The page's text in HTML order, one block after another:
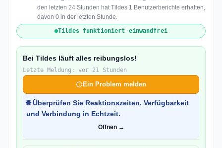
den letzten 24 Stunden hat Tildes 1 Benutzerberichte erhalten,
davon 0 in der letzten Stunde.
Tildes funktioniert einwandfrei
Bei Tildes läuft alles reibungslos!
Letzte Meldung: vor 21 Stunden
Ein Problem melden
🌐 Überprüfen Sie Reaktionszeiten, Verfügbarkeit
und Verbindung in Echtzeit.
Öffnen →